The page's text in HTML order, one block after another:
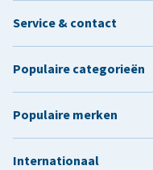
Service & contact
Populaire categorieën
Populaire merken
Internationaal